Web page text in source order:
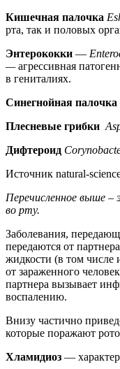
Кишечная палочка
рта, так и половых
Энтерококки —
— агрессивная
в гениталиях.
Синегнойная палочка
Плесневые грибки
Дифтероид
Источник natural-
Перечисленное выше –
во рту.
Заболевания,
передаются от
жидкости (в том
от зараженного
партнера вызывает
воспалению.
Внизу частично
которые поражают
Хламидиоз —